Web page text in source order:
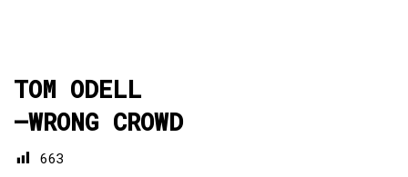
TOM ODELL
—WRONG CROWD
663